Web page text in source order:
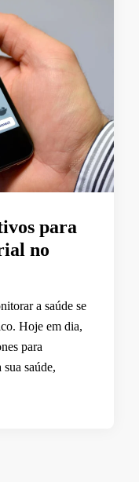
para
no
a saúde se
Hoje em dia,
para
saúde,